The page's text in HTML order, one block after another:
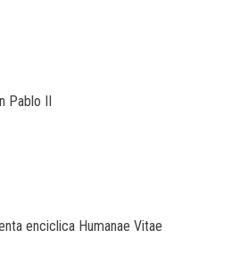
Pablo II
enciclica Humanae Vitae